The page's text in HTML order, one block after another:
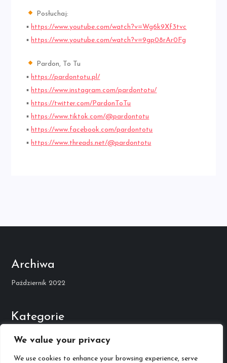
We value your privacy
We use cookies to enhance your browsing experience, serve
Posłuchaj:
▪ https://www.youtube.com/watch?v=Wg6k9Xf3tvc
▪ https://www.youtube.com/watch?v=9gp08rAr0Fg
Pardon, To Tu
▪ https://pardontotu.pl/
▪ https://www.instagram.com/pardontotu/
▪ https://twitter.com/PardonToTu
▪ https://www.tiktok.com/@pardontotu
▪ https://www.facebook.com/pardontotu
▪ https://www.threads.net/@pardontotu
Archiwa
Październik 2022
Kategorie
Kariera Muzyczna